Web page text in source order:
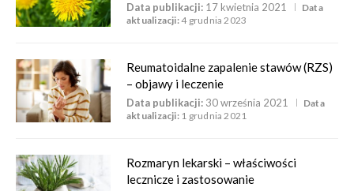
Data publikacji: 17 kwietnia 2021
Data
aktualizacji:4 grudnia 2023
Reumatoidalne zapalenie stawów (RZS)
– objawy i leczenie
Data publikacji: 30 września 2021
Data
aktualizacji: 1 grudnia 2021
Rozmaryn lekarski – właściwości
lecznicze i zastosowanie